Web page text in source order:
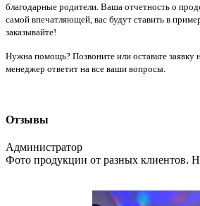
благодарные родители. Ваша отчетность о
самой впечатляющей, вас будут ставить в
заказывайте!
Нужна помощь? Позвоните или оставьте заявку
менеджер ответит на все ваши вопросы.
Отзывы
Администратор
Фото продукции от разных клиентов.